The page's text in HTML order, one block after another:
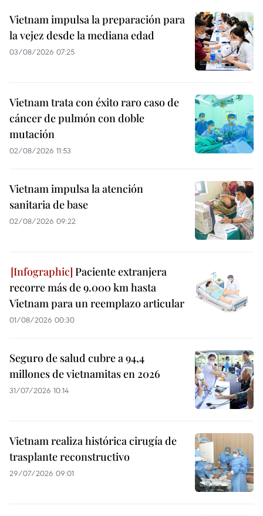
Vietnam impulsa la preparación para
la vejez desde la mediana edad
03/08/2026 07:25
Vietnam trata con éxito raro caso de
cáncer de pulmón con doble
mutación
02/08/2026 11:53
Vietnam impulsa la atención
sanitaria de base
02/08/2026 09:22
Paciente extranjera
recorre más de 9.000 km hasta
Vietnam para un reemplazo articular
01/08/2026 00:30
Seguro de salud cubre a 94,4
millones de vietnamitas en 2026
31/07/2026 10:14
Vietnam realiza histórica cirugía de
trasplante reconstructivo
29/07/2026 09:01